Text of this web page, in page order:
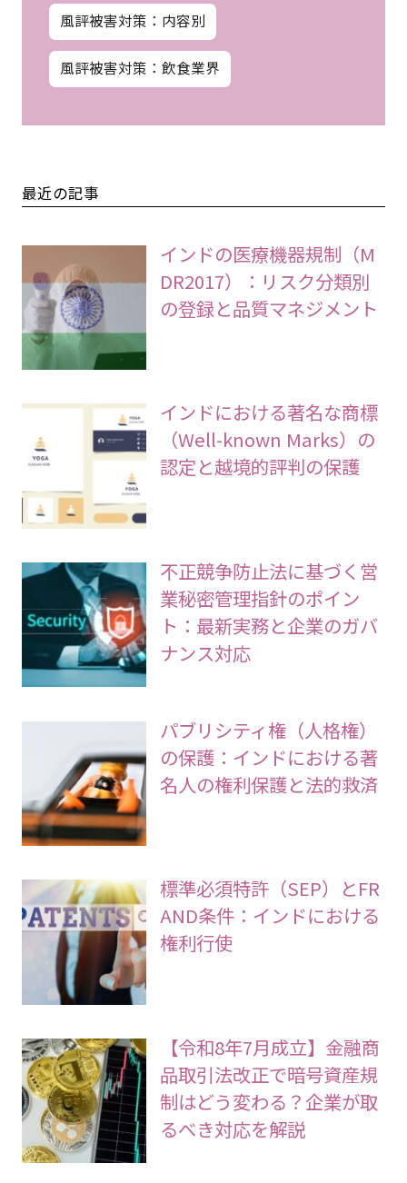
風評被害対策：内容別
風評被害対策：飲食業界
最近の記事
インドの医療機器規制（M
DR2017）：リスク分類別
の登録と品質マネジメント
インドにおける著名な商標
（Well-known Marks）の
認定と越境的評判の保護
不正競争防止法に基づく営
業秘密管理指針のポイン
ト：最新実務と企業のガバ
ナンス対応
パブリシティ権（人格権）
の保護：インドにおける著
名人の権利保護と法的救済
標準必須特許（SEP）とFR
AND条件：インドにおける
権利行使
【令和8年7月成立】金融商
品取引法改正で暗号資産規
制はどう変わる？企業が取
るべき対応を解説